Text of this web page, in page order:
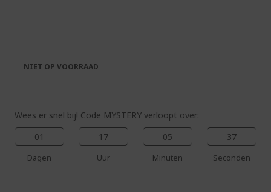
afbeeldingen-
gallerij
afbeeldingen-
Wees er snel bij! Code MYSTERY verloopt over:
01
Dagen
17
Uur
05
Minuten
36
Seconden
NIET OP VOORRAAD